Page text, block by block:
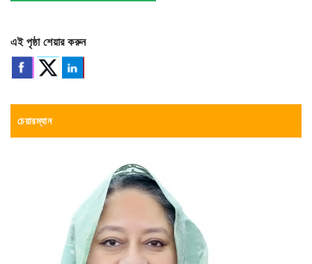
এই পৃষ্ঠা শেয়ার করুন
চেয়ারম্যান